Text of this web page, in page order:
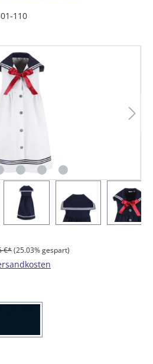
110
€*(25.03% gespart)